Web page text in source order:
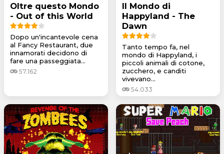
Oltre questo Mondo
- Out of this World
Dopo un'incantevole cena
al Fancy Restaurant, due
innamorati decidono di
fare una passeggiata...
57.162
Il Mondo di
Happyland - The
Dawn
Tanto tempo fa, nel
mondo di Happyland, i
piccoli animali di cotone,
zucchero, e canditi
vivevano...
54.033